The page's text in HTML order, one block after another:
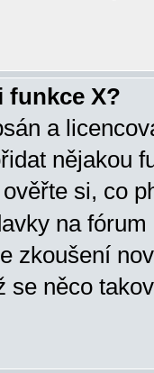
funkce X?
a
nějakou
ověřte si, co
na
zkoušení
se něco